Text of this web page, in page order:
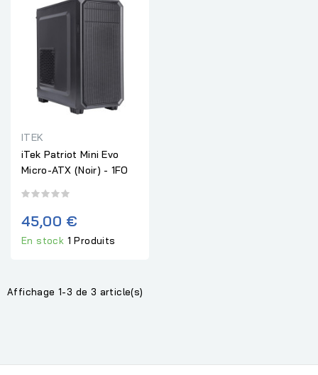
ITEK
iTek Patriot Mini Evo
Micro-ATX (Noir) - 1FO
45,00 €
En stock 1 Produits
Affichage 1-3 de 3 article(s)